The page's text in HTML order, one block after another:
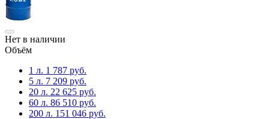
Нет в наличии
Объём
1 л. 1 787 руб.
5 л. 7 209 руб.
20 л. 22 625 руб.
60 л. 86 510 руб.
200 л. 151 046 руб.